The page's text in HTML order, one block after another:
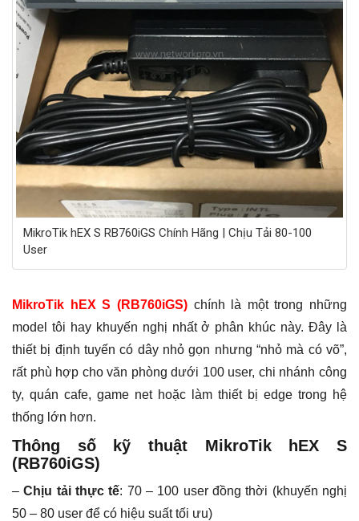
MikroTik hEX S RB760iGS Chính Hãng | Chịu Tải 80-100
User
MikroTik hEX S (RB760iGS)chính là một trong những
model tôi hay khuyến nghị nhất ở phân khúc này. Đây là
thiết bị định tuyến có dây nhỏ gọn nhưng “nhỏ mà có võ”,
rất phù hợp cho văn phòng dưới 100 user, chi nhánh công
ty, quán cafe, game net hoặc làm thiết bị edge trong hệ
thống lớn hơn.
Thông số kỹ thuật MikroTik hEX S
(RB760iGS)
–Chịu tải thực tế: 70 – 100 user đồng thời (khuyến nghị
50 – 80 user để có hiệu suất tối ưu)